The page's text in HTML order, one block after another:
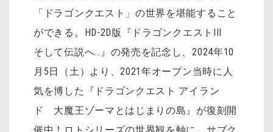
「ドラゴンクエスト」の世界を堪能すること
ができる。HD-2D版『ドラゴンクエストIII
そして伝説へ…』の発売を記念し、2024年10
月5日（土）より、2021年オープン当時に人
気を博した『ドラゴンクエスト アイラン
ド 大魔王ゾーマとはじまりの島』が復刻開